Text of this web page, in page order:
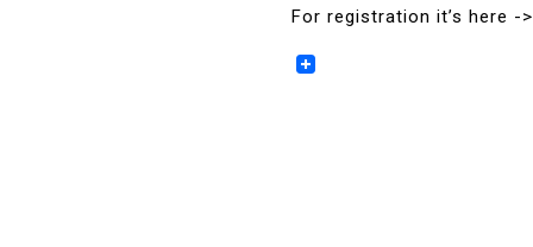
For registration it’s here ->